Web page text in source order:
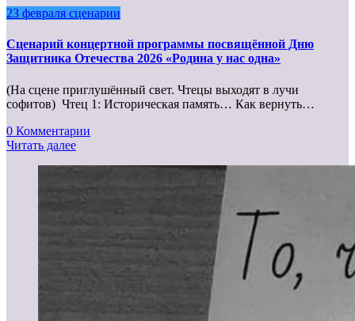
23 февраля сценарии
Сценарий концертной программы посвящённой Дню
Защитника Отечества 2026 «Родина у нас одна»
(На сцене приглушённый свет. Чтецы выходят в лучи
софитов) Чтец 1: Историческая память… Как вернуть…
0 Комментарии
Читать далее